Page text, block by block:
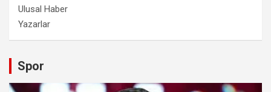
Ulusal Haber
Yazarlar
Spor